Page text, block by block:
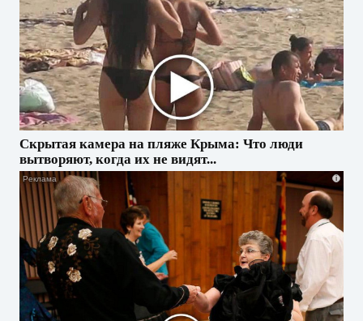
Скрытая камера на пляже Крыма: Что люди
вытворяют, когда их не видят...
i